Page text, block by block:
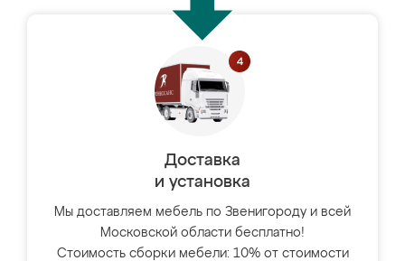
Доставка
и установка
Мы доставляем мебель по Звенигороду и всей
Московской области бесплатно!
Стоимость сборки мебели: 10% от стоимости